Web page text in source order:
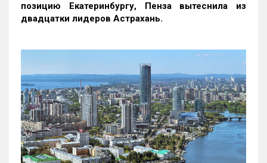
позицию Екатеринбургу, Пенза вытеснила из
двадцатки лидеров Астрахань.